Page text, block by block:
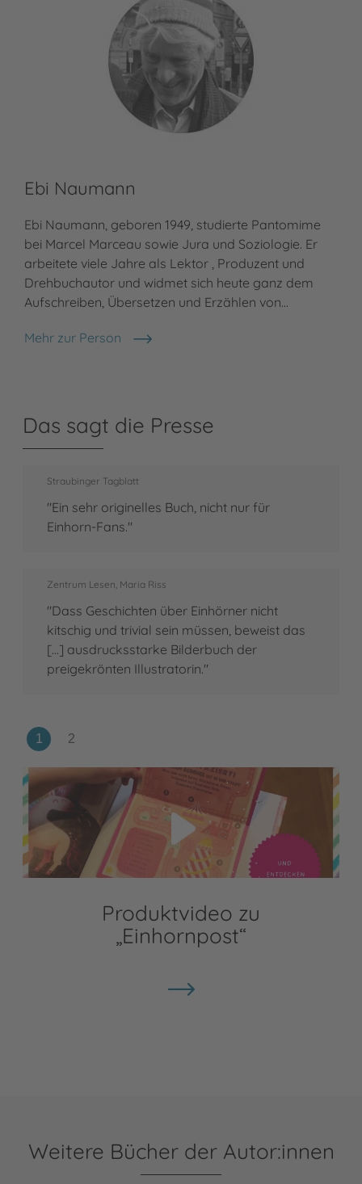
Ebi Naumann
Ebi Naumann, geboren 1949, studierte Pantomime
bei Marcel Marceau sowie Jura und Soziologie. Er
arbeitete viele Jahre als Lektor , Produzent und
Drehbuchautor und widmet sich heute ganz dem
Aufschreiben, Übersetzen und Erzählen von…
Mehr zur Person
Ebi Naumann
Das sagt die Presse
Straubinger Tagblatt
"Ein sehr originelles Buch, nicht nur für
Einhorn-Fans."
Zentrum Lesen, Maria Riss
"Dass Geschichten über Einhörner nicht
kitschig und trivial sein müssen, beweist das
[...] ausdrucksstarke Bilderbuch der
preigekrönten Illustratorin."
Video abspielen
Produktvideo zu
„Einhornpost“
Weitere Bücher der Autor:innen